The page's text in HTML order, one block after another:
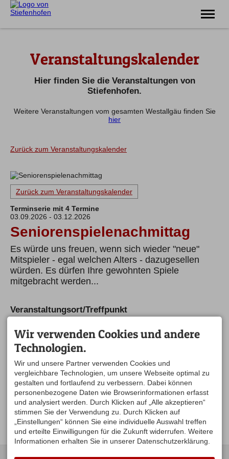
Familie
Unterkünfte
Prospekte
Veranstaltungskalender
Hier finden Sie die Veranstaltungen von
Stiefenhofen.
Weitere Veranstaltungen vom gesamten Westallgäu finden Sie
hier
Zurück zum Veranstaltungskalender
Zurück zum Veranstaltungskalender
Terminserie mit 4 Termine
03.09.2026 - 03.12.2026
Seniorenspielenachmittag
Es würde uns freuen, wenn sich wieder "neue"
Mitspieler - egal welchen Alters - dazugesellen
würden. Es dürfen Ihre gewohnten Spiele
mitgebracht werden...
Veranstaltungsort/Treffpunkt
Balzhofen 36
88167 Stiefenhofen
auf der Karte anzeigen
Ansprechpartner
Hildegard Kimpfler
Seniorenbeauftragte
Tel.08383 7639
Mobil0160 768 85 85
seniorennetz@argental.eu
KONTAKT UNSERE
Wir verwenden Cookies und andere
Technologien.
Wir und unsere Partner verwenden Cookies und
vergleichbare Technologien, um unsere Webseite optimal zu
gestalten und fortlaufend zu verbessern. Dabei können
personenbezogene Daten wie Browserinformationen erfasst
und analysiert werden. Durch Klicken auf „Alle akzeptieren“
stimmen Sie der Verwendung zu. Durch Klicken auf
„Einstellungen“ können Sie eine individuelle Auswahl treffen
und erteilte Einwilligungen für die Zukunft widerrufen. Weitere
Informationen erhalten Sie in unserer Datenschutzerklärung.